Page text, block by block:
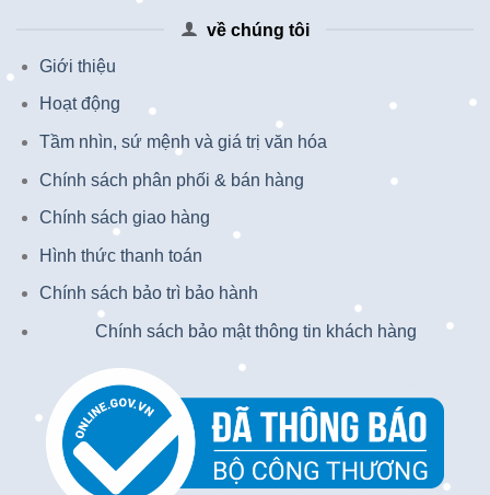
về chúng tôi
Giới thiệu
Hoạt động
Tầm nhìn, sứ mệnh và giá trị văn hóa
Chính sách phân phối & bán hàng
Chính sách giao hàng
Hình thức thanh toán
Chính sách bảo trì bảo hành
Chính sách bảo mật thông tin khách hàng